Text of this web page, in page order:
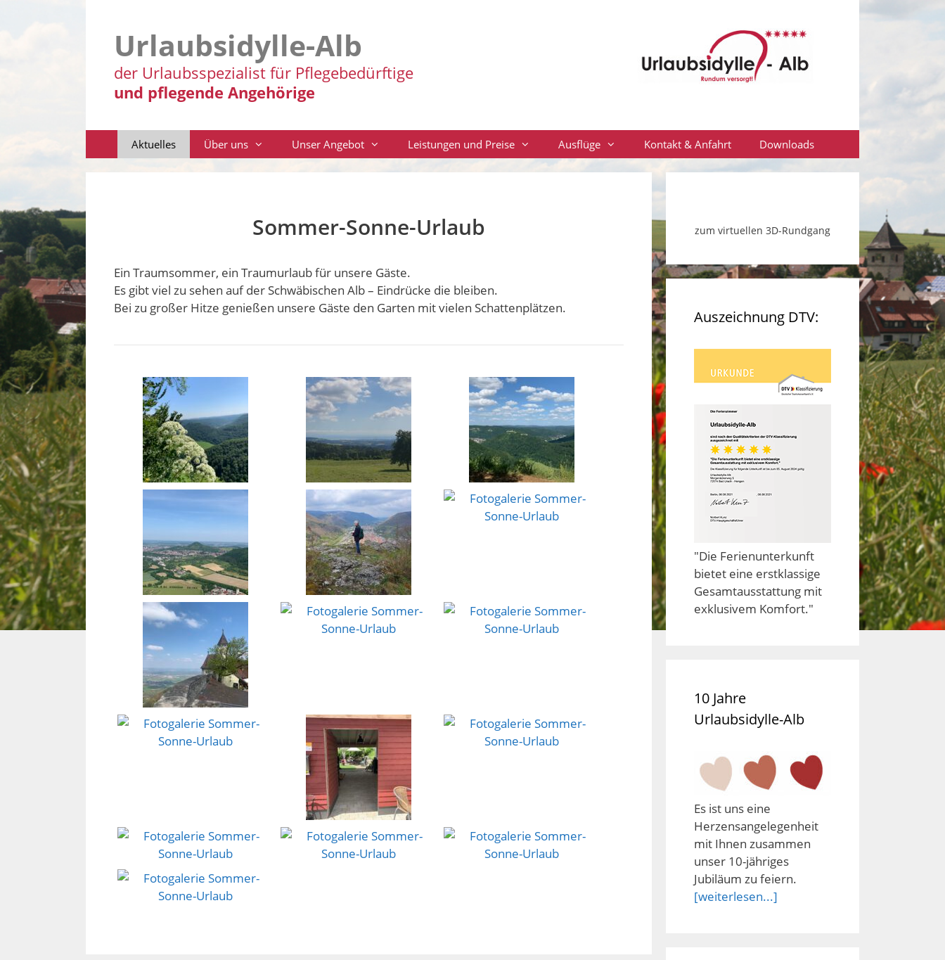
Urlaubsidylle-Alb
der Urlaubsspezialist für Pflegebedürftige
und pflegende Angehörige
Aktuelles Über uns Unser Angebot Leistungen und Preise Ausflüge Kontakt & Anfahrt Downloads
Sommer-Sonne-Urlaub
Ein Traumsommer, ein Traumurlaub für unsere Gäste.
Es gibt viel zu sehen auf der Schwäbischen Alb – Eindrücke die bleiben.
Bei zu großer Hitze genießen unsere Gäste den Garten mit vielen Schattenplätzen.
zum virtuellen 3D-Rundgang
Auszeichnung DTV:
"Die Ferienunterkunft
bietet eine erstklassige
Gesamtausstattung mit
exklusivem Komfort."
10 Jahre
Urlaubsidylle-Alb
Es ist uns eine
Herzensangelegenheit
mit Ihnen zusammen
unser 10-jähriges
Jubiläum zu feiern.
[weiterlesen...]